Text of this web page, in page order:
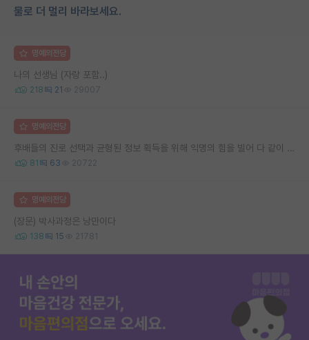
물로 더 멀리 바라보세요.
명예의전당
나의 선생님 (자랑 포함..)
218 21 29007
명예의전당
후배들의 진로 선택과 균형된 정보 획득을 위해 익명의 힘을 빌어 다 같이 연봉 공개 타임 한번 갖는 것 어때요?
81 63 20722
명예의전당
(장문) 박사과정은 낭만이다
138 15 21781